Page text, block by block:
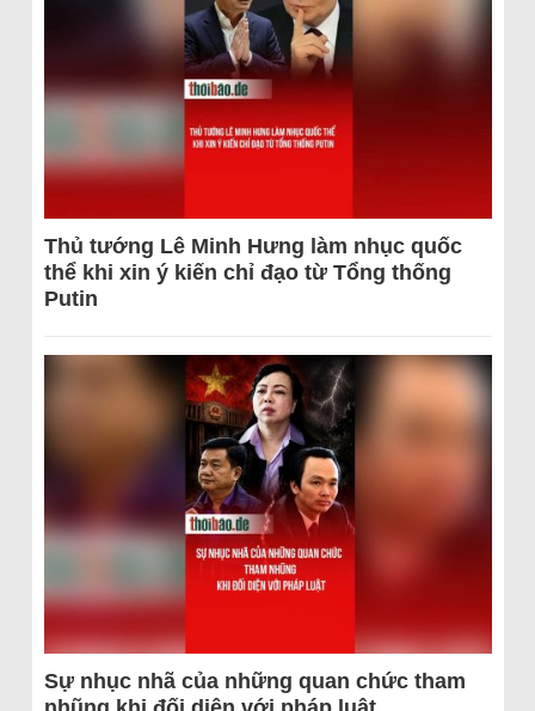
Thủ tướng Lê Minh Hưng làm nhục quốc
thể khi xin ý kiến chỉ đạo từ Tổng thống
Putin
Sự nhục nhã của những quan chức tham